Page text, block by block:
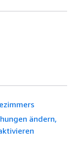
ändern,